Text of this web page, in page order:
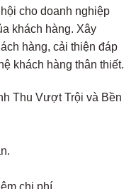
cho doanh nghiệp
khách hàng. Xây
hàng, cải thiện đáp
khách hàng thân thiết.
Thu Vượt Trội và Bền